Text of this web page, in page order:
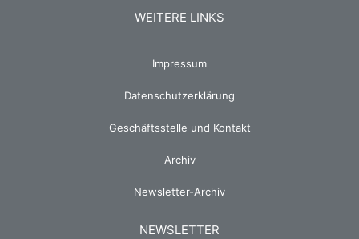
WEITERE LINKS
Impressum
Datenschutzerklärung
Geschäftsstelle und Kontakt
Archiv
Newsletter-Archiv
NEWSLETTER